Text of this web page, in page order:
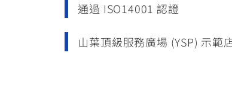
通過 ISO14001 認證
山葉頂級服務廣場 (YSP) 示範